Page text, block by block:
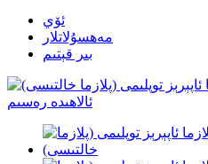
ئۆي
مەھسۇلاتلار
بىر قېتىم